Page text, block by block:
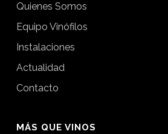
Quienes Somos
Equipo Vinófilos
Instalaciones
Actualidad
Contacto
MÁS QUE VINOS